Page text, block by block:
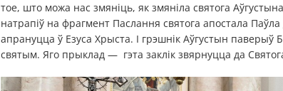
тое, што можа нас змяніць, як змяніла святога
натрапіў на фрагмент Паслання святога апостала Паўла
апрануцца ў Езуса Хрыста. І грэшнік Аўгустын паверыў
святым. Яго прыклад — гэта заклік звярнуцца да